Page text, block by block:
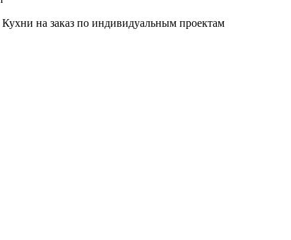
Кухни на заказ по индивидуальным проектам